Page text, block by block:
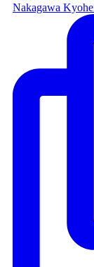
Nakagawa